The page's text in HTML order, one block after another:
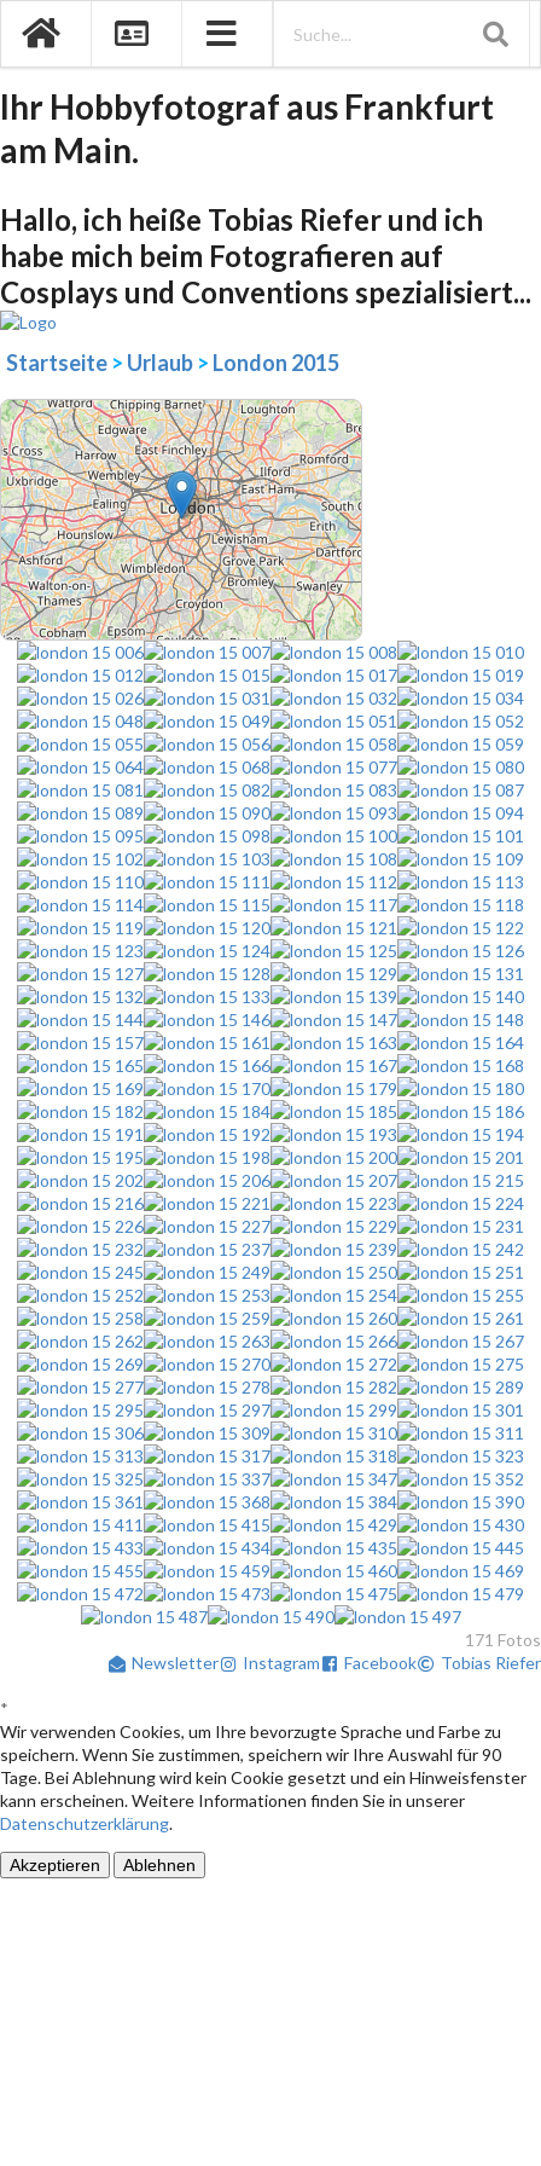
Ihr Hobbyfotograf aus Frankfurt
am Main.
Hallo, ich heiße Tobias Riefer und ich
habe mich beim Fotografieren auf
Cosplays und Conventions spezialisiert...
Startseite > Urlaub > London 2015
171 Fotos
Newsletter
Instagram Facebook Tobias Riefer
*
Wir verwenden Cookies, um Ihre bevorzugte Sprache und Farbe zu
speichern. Wenn Sie zustimmen, speichern wir Ihre Auswahl für 90
Tage. Bei Ablehnung wird kein Cookie gesetzt und ein Hinweisfenster
kann erscheinen. Weitere Informationen finden Sie in unserer
Datenschutzerklärung.
Akzeptieren Ablehnen